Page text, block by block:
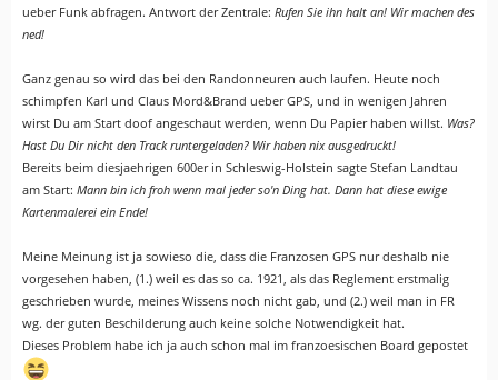
ueber Funk abfragen. Antwort der Zentrale: Rufen Sie ihn halt an! Wir machen des
ned!
Ganz genau so wird das bei den Randonneuren auch laufen. Heute noch
schimpfen Karl und Claus Mord&Brand ueber GPS, und in wenigen Jahren
wirst Du am Start doof angeschaut werden, wenn Du Papier haben willst. Was?
Hast Du Dir nicht den Track runtergeladen? Wir haben nix ausgedruckt!
Bereits beim diesjaehrigen 600er in Schleswig-Holstein sagte Stefan Landtau
am Start: Mann bin ich froh wenn mal jeder so'n Ding hat. Dann hat diese ewige
Kartenmalerei ein Ende!
Meine Meinung ist ja sowieso die, dass die Franzosen GPS nur deshalb nie
vorgesehen haben, (1.) weil es das so ca. 1921, als das Reglement erstmalig
geschrieben wurde, meines Wissens noch nicht gab, und (2.) weil man in FR
wg. der guten Beschilderung auch keine solche Notwendigkeit hat.
Dieses Problem habe ich ja auch schon mal im franzoesischen Board gepostet